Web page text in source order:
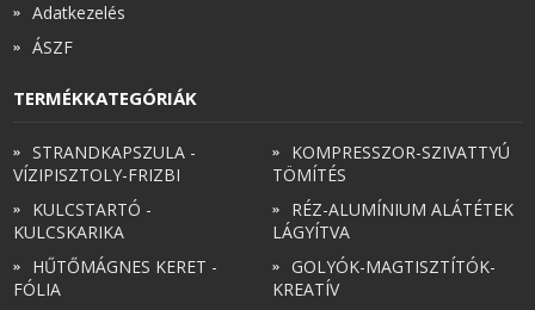
Adatkezelés
ÁSZF
TERMÉKKATEGÓRIÁK
STRANDKAPSZULA -
VÍZIPISZTOLY-FRIZBI
KULCSTARTÓ -
KULCSKARIKA
HŰTŐMÁGNES KERET -
FÓLIA
KOMPRESSZOR-SZIVATTYÚ
TÖMÍTÉS
RÉZ-ALUMÍNIUM ALÁTÉTEK
LÁGYÍTVA
GOLYÓK-MAGTISZTÍTÓK-
KREATÍV